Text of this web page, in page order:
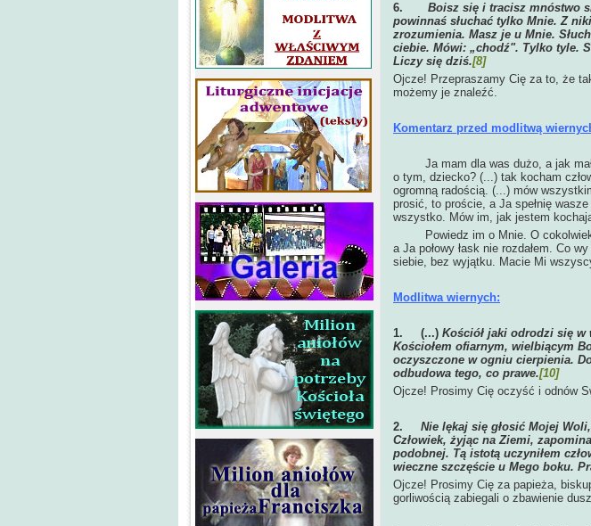
6. Boisz się i tracisz mnóstwo
powinnaś słuchać tylko Mnie. Z
zrozumienia. Masz je u Mnie.
ciebie. Mówi: „chodź". Tylko tyle.
Liczy się dziś.[8]
Ojcze! Przepraszamy Cię za to, że
możemy je znaleźć.
Komentarz przed modlitwą
Ja mam dla was dużo, a jak
o tym, dziecko? (...) tak kocham
ogromną radością. (...) mów
prosić, to proście, a Ja spełnię
wszystko. Mów im, jak jestem
Powiedz im o Mnie. O cokolwiek
a Ja połowy łask nie rozdałem. Co
siebie, bez wyjątku. Macie Mi
Modlitwa wiernych:
1. (...) Kościół jaki odrodzi się w
Kościołem ofiarnym, wielbiącym
oczyszczone w ogniu cierpienia.
odbudowa tego, co prawe.[10]
Ojcze! Prosimy Cię oczyść i odnów
2. Nie lękaj się głosić Mojej
Człowiek, żyjąc na Ziemi,
podobnej. Tą istotą uczyniłem
wieczne szczęście u Mego boku.
Ojcze! Prosimy Cię za papieża,
gorliwością zabiegali o zbawienie